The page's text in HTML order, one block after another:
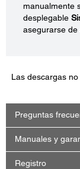
manualmente
desplegable
asegurarse de
Las descargas
Preguntas
Manuales y
Registro